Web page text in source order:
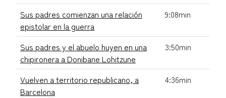
Sus padres comienzan una relación
epistolar en la guerra
9:08min
Sus padres y el abuelo huyen en una
chipironera a Donibane Lohitzune
3:50min
Vuelven a territorio republicano, a
Barcelona
4:36min